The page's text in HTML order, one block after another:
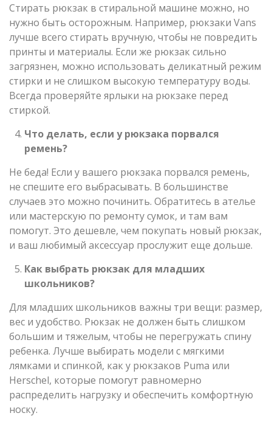
Стирать рюкзак в стиральной машине можно, но
нужно быть осторожным. Например, рюкзаки Vans
лучше всего стирать вручную, чтобы не повредить
принты и материалы. Если же рюкзак сильно
загрязнен, можно использовать деликатный режим
стирки и не слишком высокую температуру воды.
Всегда проверяйте ярлыки на рюкзаке перед
стиркой.
Что делать, если у рюкзака порвался
ремень?
Не беда! Если у вашего рюкзака порвался ремень,
не спешите его выбрасывать. В большинстве
случаев это можно починить. Обратитесь в ателье
или мастерскую по ремонту сумок, и там вам
помогут. Это дешевле, чем покупать новый рюкзак,
и ваш любимый аксессуар прослужит еще дольше.
Как выбрать рюкзак для младших
школьников?
Для младших школьников важны три вещи: размер,
вес и удобство. Рюкзак не должен быть слишком
большим и тяжелым, чтобы не перегружать спину
ребенка. Лучше выбирать модели с мягкими
лямками и спинкой, как у рюкзаков Puma или
Herschel, которые помогут равномерно
распределить нагрузку и обеспечить комфортную
носку.